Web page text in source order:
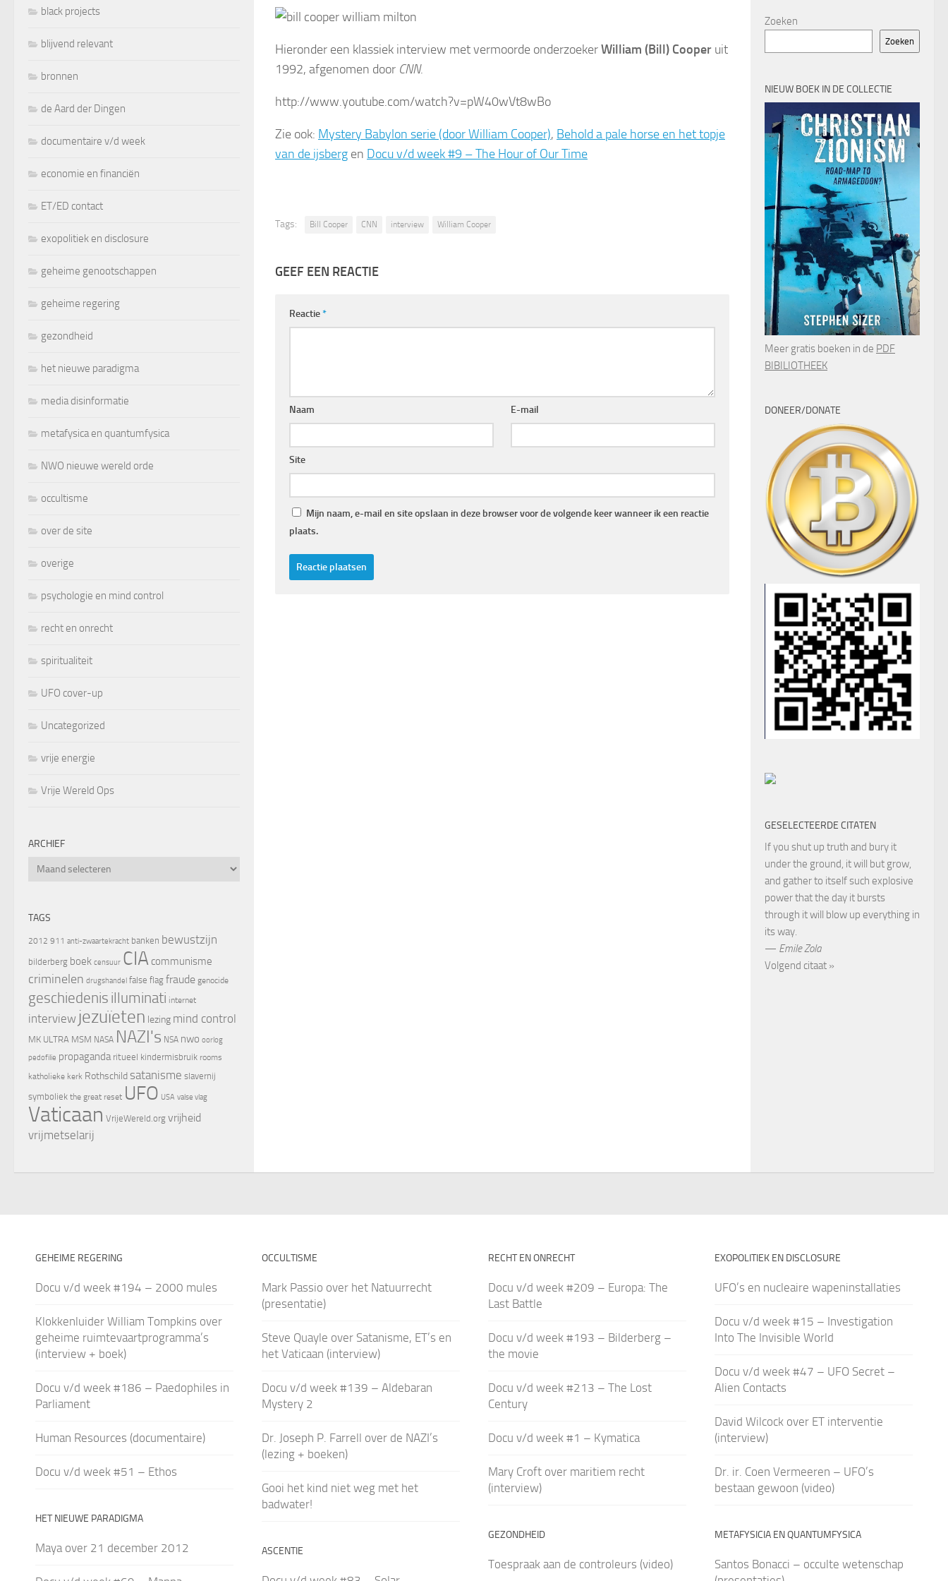
Hieronder een klassiek interview met vermoorde onderzoekerWilliam (Bill) Cooper uit
1992, afgenomen door CNN.
http://www.youtube.com/watch?v=pW40wVt8wBo
Zie ook: Mystery Babylon serie (door William Cooper), Behold a pale horse en het topje
van de ijsberg en Docu v/d week #9 – The Hour of Our Time
Tags: Bill Cooper CNN interview William Cooper
GEEF EEN REACTIE
Reactie*
Naam E-mail
Site
Mijn naam, e-mail en site opslaan in deze browser voor de volgende keer wanneer ik een reactie
plaats.
black projects
blijvend relevant
bronnen
de Aard der Dingen
documentaire v/d week
economie en financiën
ET/ED contact
exopolitiek en disclosure
geheime genootschappen
geheime regering
gezondheid
het nieuwe paradigma
media disinformatie
metafysica en quantumfysica
NWO nieuwe wereld orde
occultisme
over de site
overige
psychologie en mind control
recht en onrecht
spiritualiteit
UFO cover-up
Uncategorized
vrije energie
Vrije Wereld Ops
ARCHIEF
Archief
TAGS
2012 911 anti-zwaartekracht banken bewustzijn
bilderberg boek censuur CIA communisme
criminelen drugshandel false flag fraude genocide
geschiedenis illuminati internet
interview jezuïeten lezing mind control
MK ULTRA MSM NASA NAZI's NSA nwo oorlog
pedofilie propaganda ritueel kindermisbruik rooms
katholieke kerk Rothschild satanisme slavernij
symboliek the great reset UFO USA valse vlag
Vaticaan VrijeWereld.org vrijheid
vrijmetselarij
Zoeken
Zoeken
NIEUW BOEK IN DE COLLECTIE
Meer gratis boeken in de PDF
BIBILIOTHEEK
DONEER/DONATE
GESELECTEERDE CITATEN
If you shut up truth and bury it
under the ground, it will but grow,
and gather to itself such explosive
power that the day it bursts
through it will blow up everything in
its way.
— Emile Zola
Volgend citaat »
GEHEIME REGERING
Docu v/d week #194 – 2000 mules
Klokkenluider William Tompkins over
geheime ruimtevaartprogramma’s
(interview + boek)
Docu v/d week #186 – Paedophiles in
Parliament
Human Resources (documentaire)
Docu v/d week #51 – Ethos
HET NIEUWE PARADIGMA
Maya over 21 december 2012
OCCULTISME
Mark Passio over het Natuurrecht
(presentatie)
Steve Quayle over Satanisme, ET’s en
het Vaticaan (interview)
Docu v/d week #139 – Aldebaran
Mystery 2
Dr. Joseph P. Farrell over de NAZI’s
(lezing + boeken)
Gooi het kind niet weg met het
badwater!
ASCENTIE
RECHT EN ONRECHT
Docu v/d week #209 – Europa: The
Last Battle
Docu v/d week #193 – Bilderberg –
the movie
Docu v/d week #213 – The Lost
Century
Docu v/d week #1 – Kymatica
Mary Croft over maritiem recht
(interview)
GEZONDHEID
Toespraak aan de controleurs (video)
EXOPOLITIEK EN DISCLOSURE
UFO’s en nucleaire wapeninstallaties
Docu v/d week #15 – Investigation
Into The Invisible World
Docu v/d week #47 – UFO Secret –
Alien Contacts
David Wilcock over ET interventie
(interview)
Dr. ir. Coen Vermeeren – UFO’s
bestaan gewoon (video)
METAFYSICIA EN QUANTUMFYSICA
Santos Bonacci – occulte wetenschap